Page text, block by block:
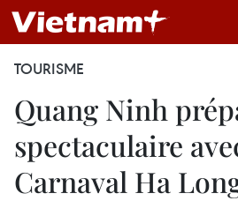
TOURISME
Quang Ninh
spectaculaire
Carnaval Ha